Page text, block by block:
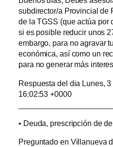
subdirector/a Provincial de
de la TGSS (que actúa por
si es posible reducir unos
embargo, para no agravar
económica, así como un
para no generar más
Respuesta del dia Lunes,
16:02:53 +0000
• Deuda, prescripción de
Preguntado en Villanueva